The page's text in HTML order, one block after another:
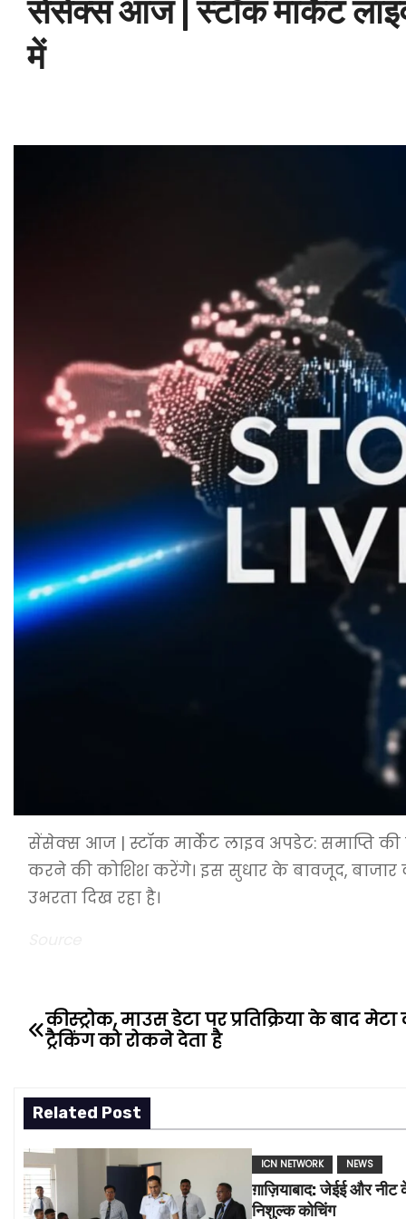
सेंसेक्स आज | स्टॉक मार्केट
में
सेंसेक्स आज | स्टॉक मार्केट लाइव अपडेट: समाप्ति
करने की कोशिश करेंगे। इस सुधार के बावजूद, बाजार
उभरता दिख रहा है।
P
s
t
n
कीस्ट्रोक, माउस डेटा पर प्रतिक्रिया के बाद
ट्रैकिंग को रोकने देता है
Related Post
ICN NETWORK NEWS
ग़ाज़ियाबाद: जेईई और
निशुल्क कोचिंग